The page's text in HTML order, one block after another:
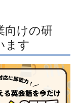
向けの研
ます